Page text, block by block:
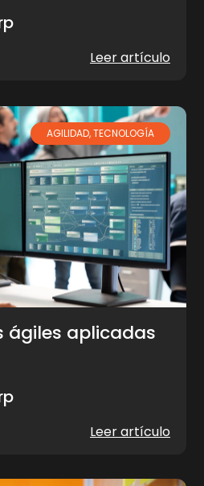
Leer artículo
AGILIDAD,TECNOLOGÍA
ágiles aplicadas
Leer artículo